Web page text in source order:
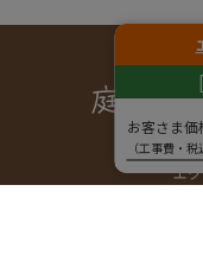
お客さま価
（工事費・税
エ